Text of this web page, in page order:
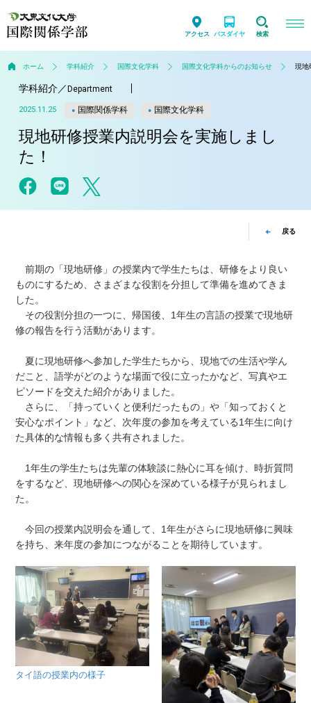
アクセス バスダイヤ 検索
ホーム 学科紹介 国際文化学科 国際文化学科からのお知らせ 現地
学科紹介／ Department
2025.11.25 国際関係学科 国際文化学科
現地研修授業内説明会を実施しまし
た！
戻る
前期の「現地研修」の授業内で学生たちは、研修をより良い
ものにするため、さまざまな役割を分担して準備を進めてきま
した。
その役割分担の一つに、帰国後、1年生の言語の授業で現地研
修の報告を行う活動があります。
夏に現地研修へ参加した学生たちから、現地での生活や学ん
だこと、語学がどのような場面で役に立ったかなど、写真やエ
ピソードを交えた紹介がありました。
さらに、「持っていくと便利だったもの」や「知っておくと
安心なポイント」など、次年度の参加を考えている1年生に向け
た具体的な情報も多く共有されました。
1年生の学生たちは先輩の体験談に熱心に耳を傾け、時折質問
をするなど、現地研修への関心を深めている様子が見られまし
た。
今回の授業内説明会を通して、1年生がさらに現地研修に興味
を持ち、来年度の参加につながることを期待しています。
タイ語の授業内の様子